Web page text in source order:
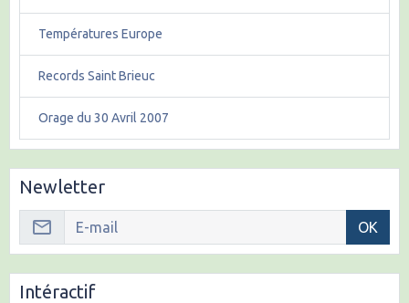
Températures Europe
Records Saint Brieuc
Orage du 30 Avril 2007
Newletter
OK
Intéractif